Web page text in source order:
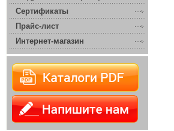
Сертификаты
Прайс-лист
Интернет-магазин